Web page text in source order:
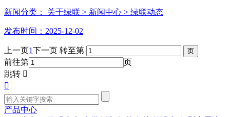
新闻分类： 关于绿联 > 新闻中心 > 绿联动态
发布时间：2025-12-02
上一页1下一页 转至第
前往第
页
跳转 

产品中心